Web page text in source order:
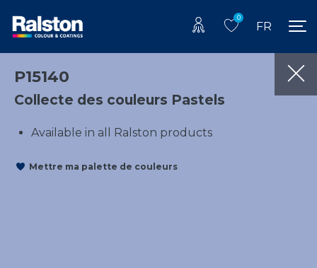
0
FR
P15140
Collecte des couleurs Pastels
Available in all Ralston products
Mettre ma palette de couleurs